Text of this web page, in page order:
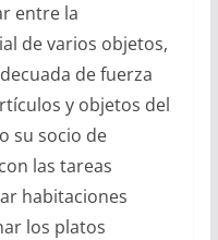
entre la
de varios objetos,
de fuerza
y objetos del
su socio de
las tareas
habitaciones
los platos